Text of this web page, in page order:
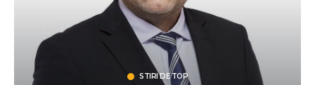
STIRI DE TOP